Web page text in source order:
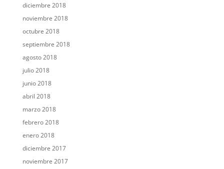
diciembre 2018
noviembre 2018
octubre 2018
septiembre 2018
agosto 2018
julio 2018
junio 2018
abril 2018
marzo 2018
febrero 2018
enero 2018
diciembre 2017
noviembre 2017